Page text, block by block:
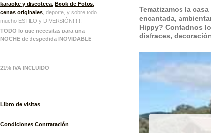
Tematizamos la
encantada,
Hippy? Contadnos
disfraces,
karaoke y discoteca, Book de Fotos,
cenas originales , deporte, y sobre todo
mucho ESTILO y DIVERSIÓN!!!!!!
TODO lo que necesitas para una
NOCHE de despedida INOVIDABLE
21% IVA INCLUIDO
Libro de visitas
Condiciones Contratación